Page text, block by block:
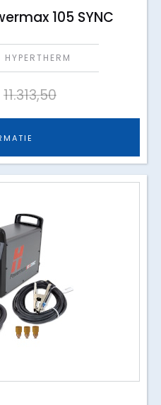
105 SYNC
HYPERTHERM
11.313,50